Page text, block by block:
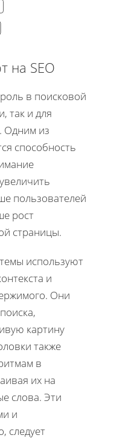
на SEO
в поисковой
так и для
Одним из
способность
пользователей
рост
страницы.
используют
и
Они
картину
также
в
их на
слова. Эти
и
следует